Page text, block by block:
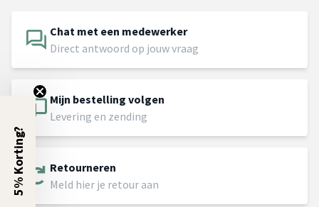
Chat met een medewerker
Direct antwoord op jouw vraag
Mijn bestelling volgen
Levering en zending
Retourneren
Meld hier je retour aan
5% Korting?